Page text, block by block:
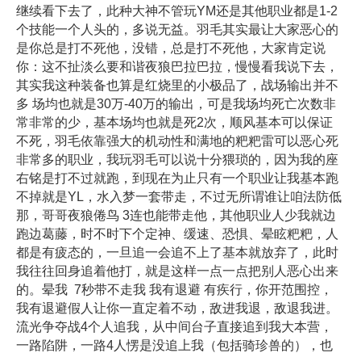
继续看下去了，此种大神不管玩YM还是其他职业都是1-2
个技能一个人头的，多说无益。羽毛其实最让大家恶心的
是你总是打不死他，没错，总是打不死他，大家肯定说
你：这不扯淡么要和谐夜狼巴拉巴拉，慢慢看我说下去，
其实我这种装备也算是红烧里的小极品了，战场输出并不
多 场均也就是30万-40万的输出，可是我场均死亡次数非
常非常的少，基本场均也就是死2次，顺风基本可以保证
不死，羽毛依靠强大的机动性和满地的粑粑雷可以恶心死
非常多的职业，我玩羽毛可以说十分猥琐的，因为我的座
右铭是打不过就跑，到现在为止只有一个职业让我基本跑
不掉就是YL，水入梦一套带走，不过无所谓谁让咱法防低
那，哥哥夜狼倦鸟 3连也能带走他，其他职业人少我就边
跑边葛藤，时不时下个定神、缓速、恐惧、晕眩粑粑，人
都是有疲态的，一旦追一会追不上了基本就放弃了，此时
我往往回身追着他打，就是这样一点一点把别人恶心出来
的。晕我 7秒带不走我 我有退避 有疾行，你开范围控，
我有退避假人让你一直定着不动，敌进我退，敌退我进。
流光争夺战4个人追我，从中间台子直接追到我大本营，
一路陷阱，一路4人愣是没追上我（包括骑珍兽的），也